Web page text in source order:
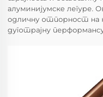
алуминијумске
одличну отпорност на
дуготрајну